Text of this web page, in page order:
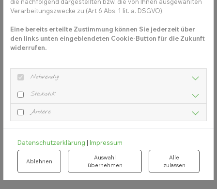
Vorsicht: Du kannst maximal 30 Hashtags in
Verwendest du im Teaser Hashtags im Text
(z. B. #Ort) und den Platzhalter für deine
Hashtags {#} werden bei der Ausspielung alle
den Platzhalter z. B. 15 Hashtags eingegeben,
kannst du im Beitrag noch maximal 15
Hashtags im Text verwenden.
Verarbeitungszwecke zu (Art 6 Abs. 1 lit. a. DSGVO).
Eine bereits erteilte Zustimmung können Sie jederzeit über
den links unten eingeblendeten Cookie-Button für die Zukunft
widerrufen.
Notwendig
Statistik
Andere
Datenschutzerklärung | Impressum
Ablehnen
Auswahl
übernehmen
Alle
zulassen